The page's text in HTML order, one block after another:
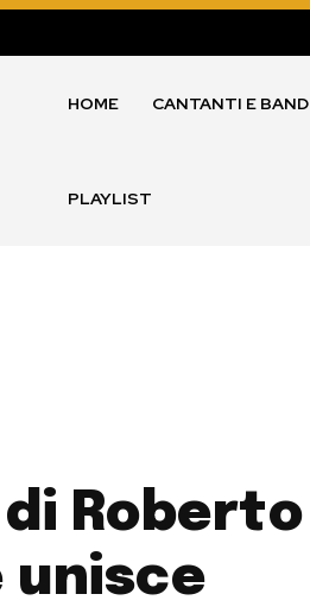
HOME CANTANTI E BAND
PLAYLIST
Roberto
unisce